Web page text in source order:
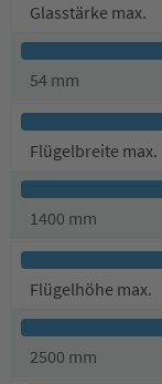
Glasstärke max.
54 mm
Flügelbreite max.
1400 mm
Flügelhöhe max.
2500 mm